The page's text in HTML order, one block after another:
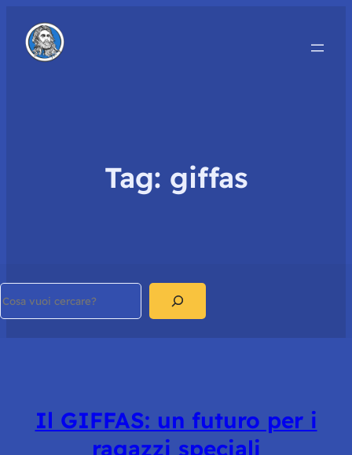
Tag: giffas
Il GIFFAS: un futuro per i
ragazzi speciali